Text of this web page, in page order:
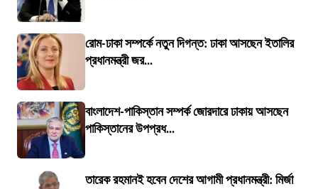
রোম-ঢাকা সম্পর্কে নতুন দিগন্ত: ঢাকা আসছেন ইতালির
প্রধানমন্ত্রী জর...
বাংলাদেশ-পাকিস্তান সম্পর্ক জোরদারে ঢাকায় আসছেন
পাকিস্তানের উপপ্রধ...
তারেক রহমানই হবেন দেশের আগামী প্রধানমন্ত্রী: মির্জা